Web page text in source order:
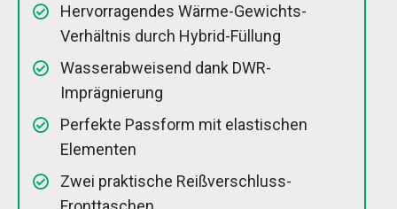
Hervorragendes Wärme-Gewichts-
Verhältnis durch Hybrid-Füllung
Wasserabweisend dank DWR-
Imprägnierung
Perfekte Passform mit elastischen
Elementen
Zwei praktische Reißverschluss-